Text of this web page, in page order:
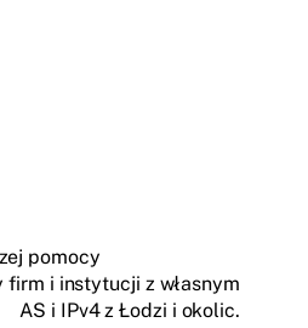
pomocy
firm i instytucji z własnym
AS i IPv4 z Łodzi i okolic.